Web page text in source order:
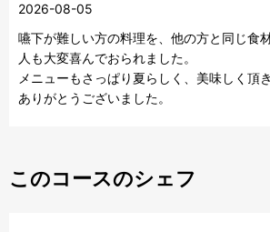
2026-08-05
嚥下が難しい方の料理を、他の方と同じ食
人も大変喜んでおられました。
メニューもさっぱり夏らしく、美味しく頂
ありがとうございました。
このコースのシェフ